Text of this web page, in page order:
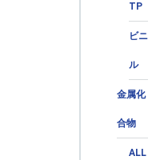
TP
ビニ
ル
金属化
合物
ALL